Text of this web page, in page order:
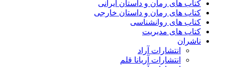
کتاب های رمان و داستان ایرانی
کتاب های رمان و داستان خارجی
کتاب های روانشناسی
کتاب های مدیریت
ناشران
انتشارات آراد
انتشارات آریانا قلم